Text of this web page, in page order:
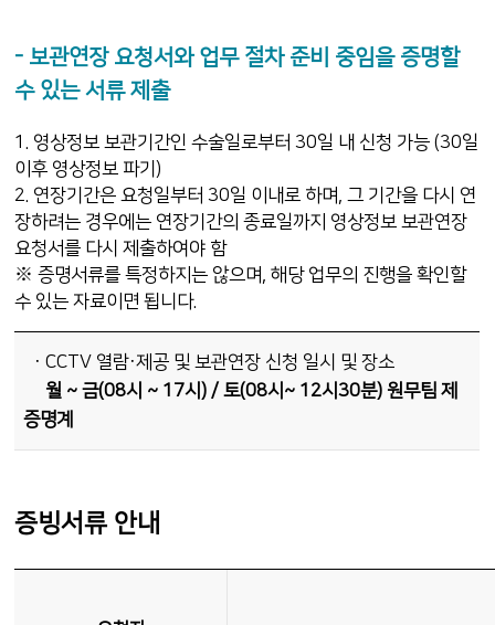
- 보관연장 요청서와 업무 절차 준비 중임을 증명할
수 있는 서류 제출
1. 영상정보 보관기간인 수술일로부터 30일 내 신청 가능 (30일
이후 영상정보 파기)
2. 연장기간은 요청일부터 30일 이내로 하며, 그 기간을 다시 연
장하려는 경우에는 연장기간의 종료일까지 영상정보 보관연장
요청서를 다시 제출하여야 함
※ 증명서류를 특정하지는 않으며, 해당 업무의 진행을 확인할
수 있는 자료이면 됩니다.
· CCTV 열람·제공 및 보관연장 신청 일시 및 장소
월 ~ 금(08시 ~ 17시) / 토(08시~ 12시30분) 원무팀 제
증명계
증빙서류 안내